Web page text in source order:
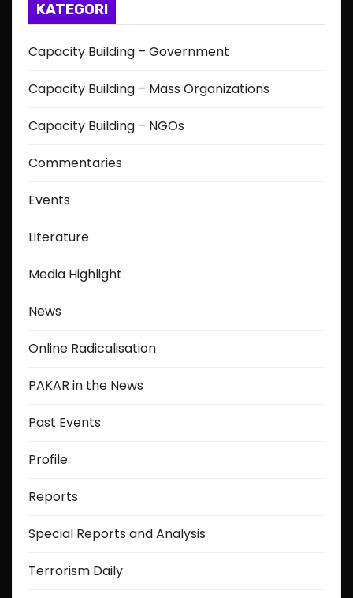
KATEGORI
Capacity Building – Government
Capacity Building – Mass Organizations
Capacity Building – NGOs
Commentaries
Events
Literature
Media Highlight
News
Online Radicalisation
PAKAR in the News
Past Events
Profile
Reports
Special Reports and Analysis
Terrorism Daily